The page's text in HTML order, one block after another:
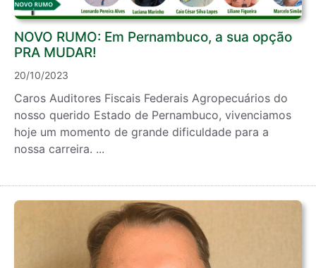
NOVO RUMO: Em Pernambuco, a sua opção
PRA MUDAR!
20/10/2023
Caros Auditores Fiscais Federais Agropecuários do
nosso querido Estado de Pernambuco, vivenciamos
hoje um momento de grande dificuldade para a
nossa carreira. ...